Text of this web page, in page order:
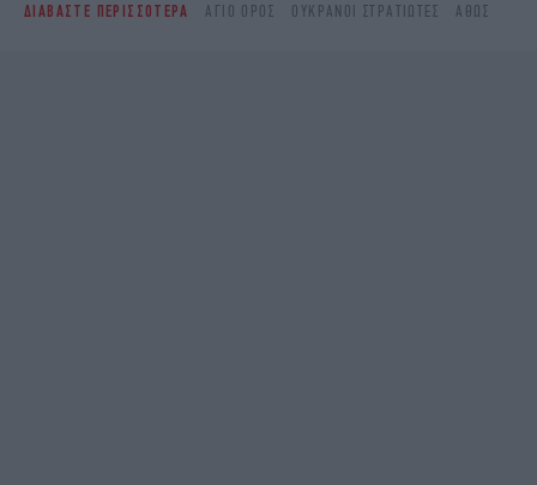
ΔΙΑΒΑΣΤΕ ΠΕΡΙΣΣΟΤΕΡΑ ΆΓΙΟ ΌΡΟΣ ΟΥΚΡΑΝΟΊ ΣΤΡΑΤΙΏΤΕΣ ΆΘΩΣ